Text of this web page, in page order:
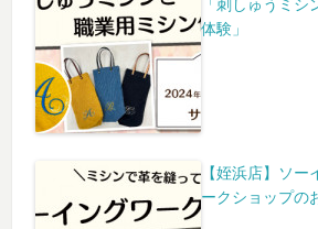
体験」
【姪浜店】ソー
ークショップの